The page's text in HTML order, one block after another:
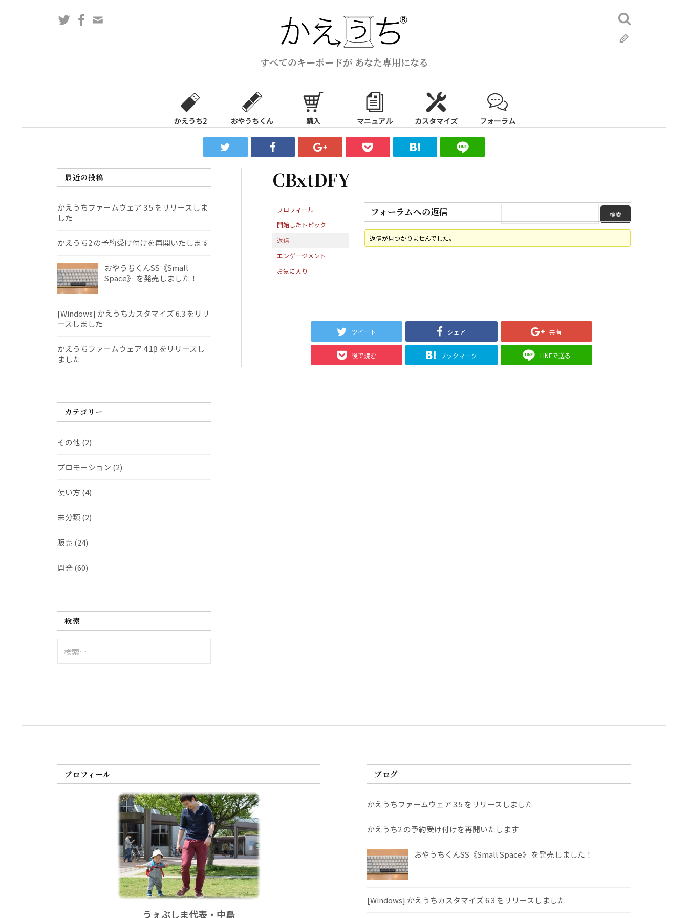
ス
すべてのキーボードが あなた専用になる
TwitterFacebook
検
索:
かえうち2 おやうちくん 購入 マニュアル カスタマイズ フォーラム
CBxtDFY
プロフィール
開始したトピック
返信
エンゲージメント
お気に入り
フォーラムへの返信
返信が見つかりませんでした。
ツイート シェア 共有
後で読む ブックマーク LINEで送る
最近の投稿
かえうちファームウェア 3.5 をリリースしま
した
かえうち2 の予約受け付けを再開いたします
おやうちくんSS《Small
Space》 を発売しました！
[Windows] かえうちカスタマイズ 6.3 をリリ
ースしました
かえうちファームウェア 4.1β をリリースし
ました
カテゴリー
その他 (2)
プロモーション (2)
使い方 (4)
未分類 (2)
販売 (24)
開発(60)
検索
索:
プロフィール
うぇぶしま代表・中島
ブログ
かえうちファームウェア 3.5 をリリースしました
かえうち2 の予約受け付けを再開いたします
おやうちくんSS《Small Space》 を発売しました！
[Windows] かえうちカスタマイズ 6.3 をリリースしました